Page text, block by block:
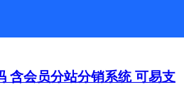
含会员分站分销系统 可易支